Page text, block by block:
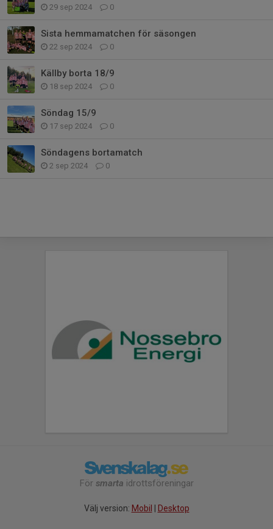
29 sep 2024 0
Sista hemmamatchen för säsongen
22 sep 2024 0
Källby borta 18/9
18 sep 2024 0
Söndag 15/9
17 sep 2024 0
Söndagens bortamatch
2 sep 2024 0
För smarta idrottsföreningar
Välj version: Mobil | Desktop